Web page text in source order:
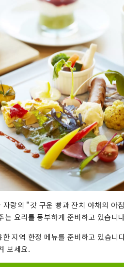
랑의 "갓 구운 빵과 잔치 야채의 아
요리를 풍부하게 준비하고 있습니
역 한정 메뉴를 준비하고 있습니
보세요.